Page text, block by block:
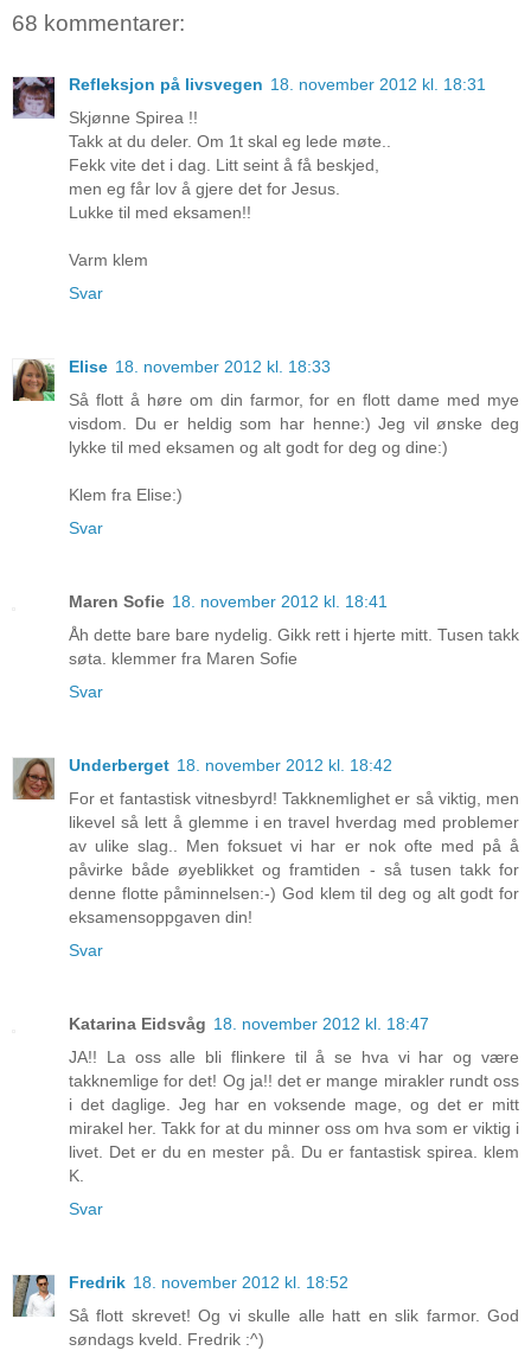
68 kommentarer:
Refleksjon på livsvegen 18. november 2012 kl. 18:31
Skjønne Spirea !!
Takk at du deler. Om 1t skal eg lede møte..
Fekk vite det i dag. Litt seint å få beskjed,
men eg får lov å gjere det for Jesus.
Lukke til med eksamen!!
Varm klem
Svar
Elise 18. november 2012 kl. 18:33
Så flott å høre om din farmor, for en flott dame med mye
visdom. Du er heldig som har henne:) Jeg vil ønske deg
lykke til med eksamen og alt godt for deg og dine:)
Klem fra Elise:)
Svar
Maren Sofie 18. november 2012 kl. 18:41
Åh dette bare bare nydelig. Gikk rett i hjerte mitt. Tusen takk
søta. klemmer fra Maren Sofie
Svar
Underberget 18. november 2012 kl. 18:42
For et fantastisk vitnesbyrd! Takknemlighet er så viktig, men
likevel så lett å glemme i en travel hverdag med problemer
av ulike slag.. Men foksuet vi har er nok ofte med på å
påvirke både øyeblikket og framtiden - så tusen takk for
denne flotte påminnelsen:-) God klem til deg og alt godt for
eksamensoppgaven din!
Svar
Katarina Eidsvåg 18. november 2012 kl. 18:47
JA!! La oss alle bli flinkere til å se hva vi har og være
takknemlige for det! Og ja!! det er mange mirakler rundt oss
i det daglige. Jeg har en voksende mage, og det er mitt
mirakel her. Takk for at du minner oss om hva som er viktig i
livet. Det er du en mester på. Du er fantastisk spirea. klem
K.
Svar
Fredrik 18. november 2012 kl. 18:52
Så flott skrevet! Og vi skulle alle hatt en slik farmor. God
søndags kveld. Fredrik :^)